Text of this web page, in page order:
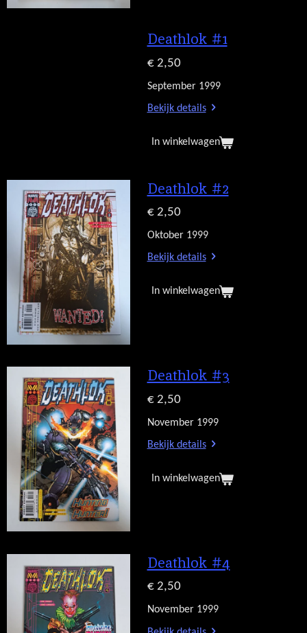
Deathlok #1
€ 2,50
September 1999
Bekijk details
In winkelwagen
Deathlok #2
€ 2,50
Oktober 1999
Bekijk details
In winkelwagen
Deathlok #3
€ 2,50
November 1999
Bekijk details
In winkelwagen
Deathlok #4
€ 2,50
November 1999